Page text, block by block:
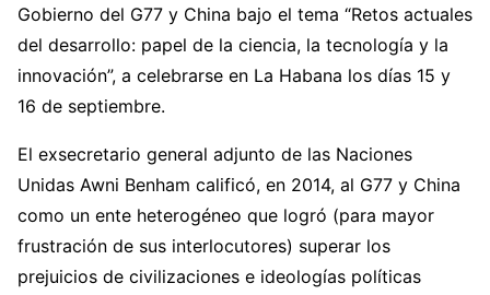
Gobierno del G77 y China bajo el tema “Retos actuales
del desarrollo: papel de la ciencia, la tecnología y la
innovación”, a celebrarse en La Habana los días 15 y
16 de septiembre.
El exsecretario general adjunto de las Naciones
Unidas Awni Benham calificó, en 2014, al G77 y China
como un ente heterogéneo que logró (para mayor
frustración de sus interlocutores) superar los
prejuicios de civilizaciones e ideologías políticas